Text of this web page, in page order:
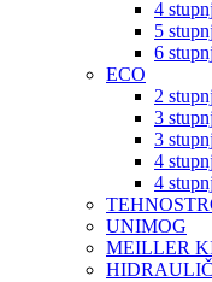
4
5
6
ECO
2
3
3
4
4
UNIMOG
MEILLER